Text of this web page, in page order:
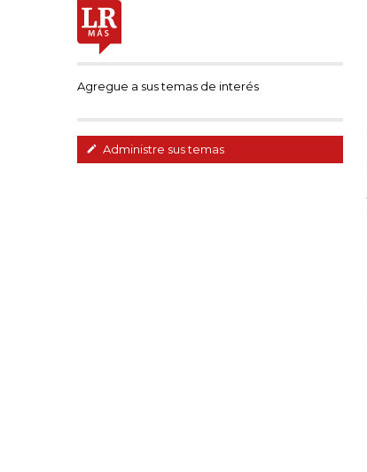
Agregue a sus temas de interés
Administre sus temas